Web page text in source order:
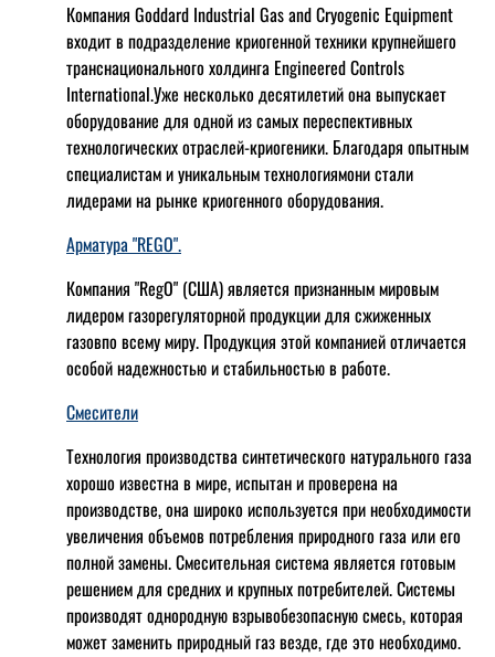
Компания Goddard Industrial Gas and Cryogenic Equipment
входит в подразделение криогенной техники крупнейшего
транснационального холдинга Engineered Controls
International.Уже несколько десятилетий она выпускает
оборудование для одной из самых переспективных
технологических отраслей-криогеники. Благодаря опытным
специалистам и уникальным технологиямони стали
лидерами на рынке криогенного оборудования.
Арматура "REGO".
Компания "RegO" (США) является признанным мировым
лидером газорегуляторной продукции для сжиженных
газовпо всему миру. Продукция этой компанией отличается
особой надежностью и стабильностью в работе.
Смесители
Технология производства синтетического натурального газа
хорошо известна в мире, испытан и проверена на
производстве, она широко используется при необходимости
увеличения объемов потребления природного газа или его
полной замены. Смесительная система является готовым
решением для средних и крупных потребителей. Системы
производят однородную взрывобезопасную смесь, которая
может заменить природный газ везде, где это необходимо.